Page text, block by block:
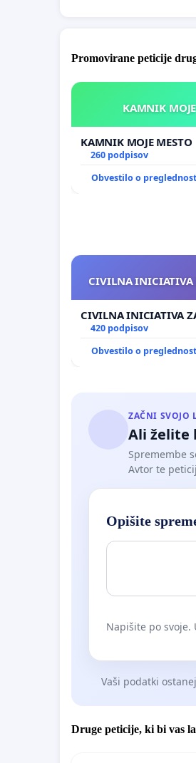
Promovirane peticije
KAMNIK MOJE MESTO
260 podpisov
Obvestilo o
CIVILNA INICIATIVA
CIVILNA INICIATIVA
420 podpisov
Obvestilo o
ZAČNI SVOJO
Ali želite
Spremembe
Avtor te
Opišite
Napišite po svoje.
Vaši podatki
Druge peticije, ki bi vas